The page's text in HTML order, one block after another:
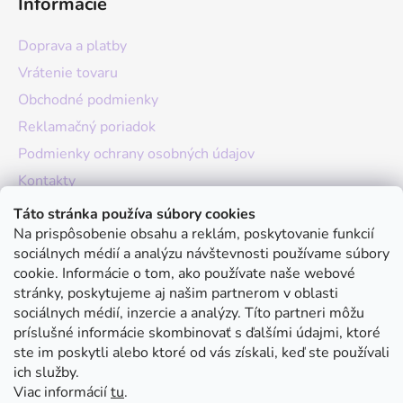
Táto stránka používa súbory cookies
Na prispôsobenie obsahu a reklám, poskytovanie funkcií
sociálnych médií a analýzu návštevnosti používame súbory
cookie. Informácie o tom, ako používate naše webové
stránky, poskytujeme aj našim partnerom v oblasti
sociálnych médií, inzercie a analýzy. Títo partneri môžu
príslušné informácie skombinovať s ďalšími údajmi, ktoré
ste im poskytli alebo ktoré od vás získali, keď ste používali
ich služby.
Viac informáciítu.
Doprava a platby
Vrátenie tovaru
Obchodné podmienky
Reklamačný poriadok
Podmienky ochrany osobných údajov
Kontakty
O nás
Hodnotenie obchodu
Moja objednávka
Instagram